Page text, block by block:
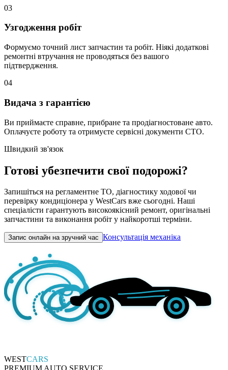
03
Узгодження робіт
Формуємо точний лист запчастин та робіт. Ніякі додаткові
ремонтні втручання не проводяться без вашого
підтвердження.
04
Видача з гарантією
Ви приймаєте справне, прибране та продіагностоване авто.
Оплачуєте роботу та отримуєте сервісні документи СТО.
Швидкий зв'язок
Готові убезпечити свої подорожі?
Запишіться на регламентне ТО, діагностику ходової чи
перевірку кондиціонера у WestCars вже сьогодні. Наші
спеціалісти гарантують високоякісний ремонт, оригінальні
запчастини та виконання робіт у найкоротші терміни.
Запис онлайн на зручний час Консультація механіка
WESTCARS